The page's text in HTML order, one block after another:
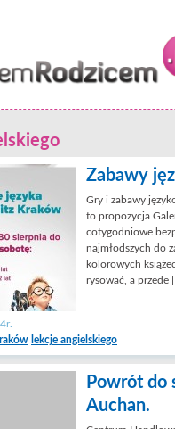
Zabawy
Gry i zabawy
to propozycja
cotygodniowe
najmłodszych do
kolorowych
rysować, a przede
lekcje angielskiego
Powrót do
Auchan.